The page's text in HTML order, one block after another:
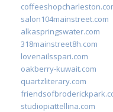
salon104mainstreet.com
alkaspringswater.com
318mainstreet8h.com
lovenailsspari.com
oakberry-kuwait.com
quartzliterary.com
studiopiattellina.com